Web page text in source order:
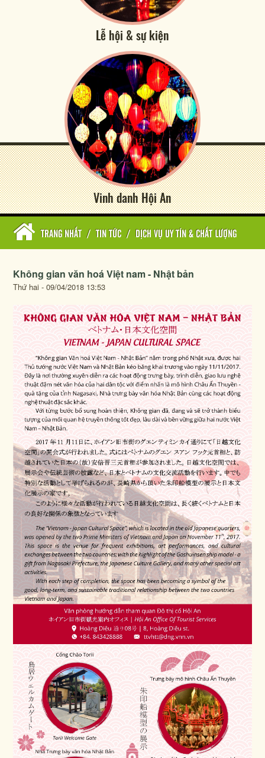
Lễ hội & sự kiện
Vinh danh Hội An
TRANG NHẤT / TIN TỨC / DỊCH VỤ UY TÍN & CHẤT LƯỢNG
Không gian văn hoá Việt nam - Nhật bản
Thứ hai - 09/04/2018 13:53